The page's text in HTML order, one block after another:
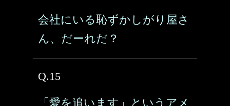
会社にいる恥ずかしがり屋さ
ん、だーれだ？
Q.15
「愛を追います」というアメ